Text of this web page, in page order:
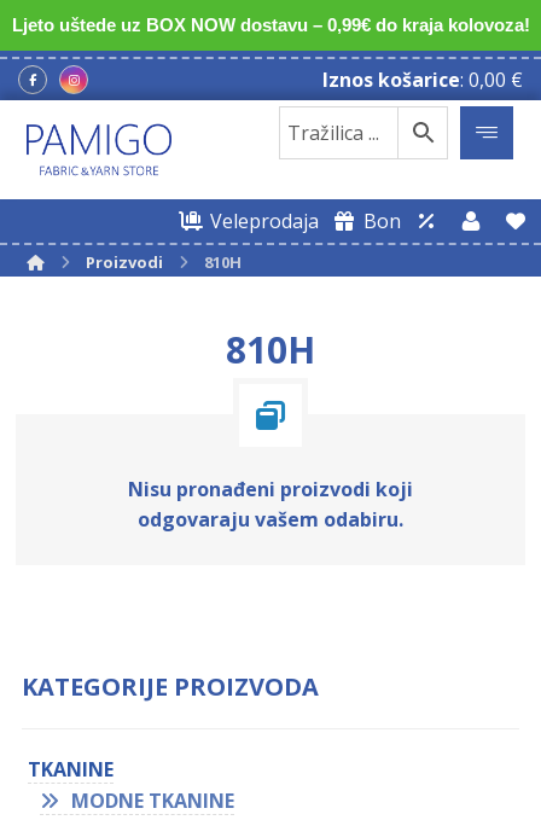
Ljeto uštede uz BOX NOW dostavu – 0,99€ do kraja kolovoza!
Iznos košarice: 0,00 €
Veleprodaja Bon
Proizvodi 810H
810H
Nisu pronađeni proizvodi koji
odgovaraju vašem odabiru.
KATEGORIJE PROIZVODA
TKANINE
MODNE TKANINE